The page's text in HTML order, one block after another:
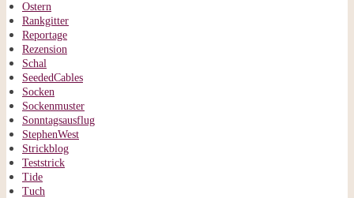
Ostern
Rankgitter
Reportage
Rezension
Schal
SeededCables
Socken
Sockenmuster
Sonntagsausflug
StephenWest
Strickblog
Teststrick
Tide
Tuch